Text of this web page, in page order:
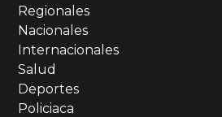
Regionales
Nacionales
Internacionales
Salud
Deportes
Policiaca